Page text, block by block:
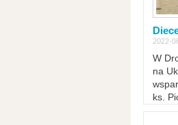
2022-
W
na
ks.